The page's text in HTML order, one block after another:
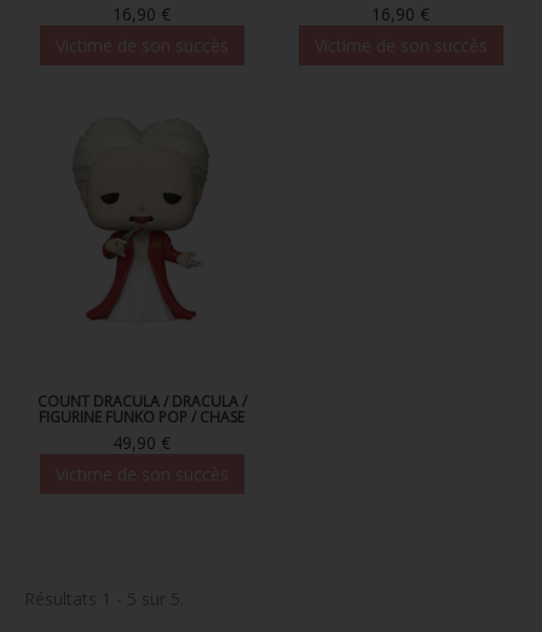
16,90 €
16,90 €
COUNT DRACULA / DRACULA /
FIGURINE FUNKO POP / CHASE
49,90 €
Résultats 1 - 5 sur 5.